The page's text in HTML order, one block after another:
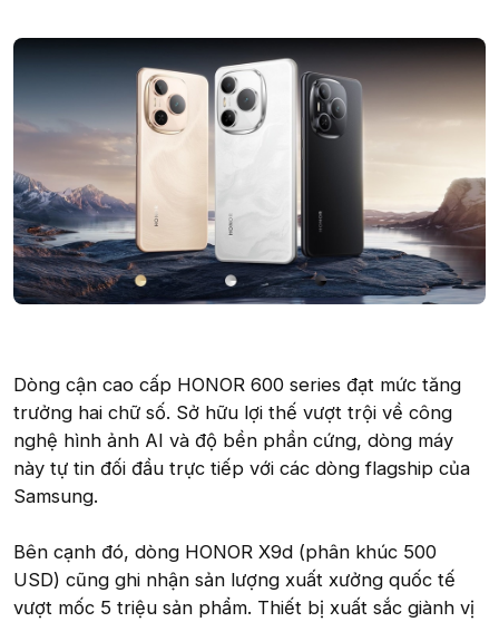
Dòng cận cao cấp HONOR 600 series đạt mức tăng
trưởng hai chữ số. Sở hữu lợi thế vượt trội về công
nghệ hình ảnh AI và độ bền phần cứng, dòng máy
này tự tin đối đầu trực tiếp với các dòng flagship của
Samsung.
Bên cạnh đó, dòng HONOR X9d (phân khúc 500
USD) cũng ghi nhận sản lượng xuất xưởng quốc tế
vượt mốc 5 triệu sản phẩm. Thiết bị xuất sắc giành vị